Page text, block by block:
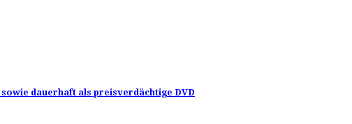
dauerhaft als preisverdächtige DVD